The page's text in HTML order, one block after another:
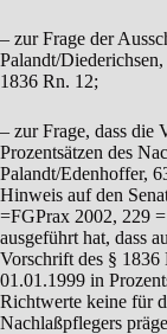
– zur Frage der
Palandt/
1836 Rn. 12;
– zur Frage, dass die
Prozentsätzen des
Palandt/Edenhoffer,
Hinweis auf den
=FGPrax 2002, 229
ausgeführt hat, dass
Vorschrift des §
01.01.1999 in
Richtwerte keine für
Nachlaßpflegers